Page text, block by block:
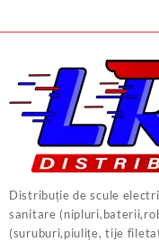
Distribuție de scule
sanitare
(suruburi,piulițe, tije